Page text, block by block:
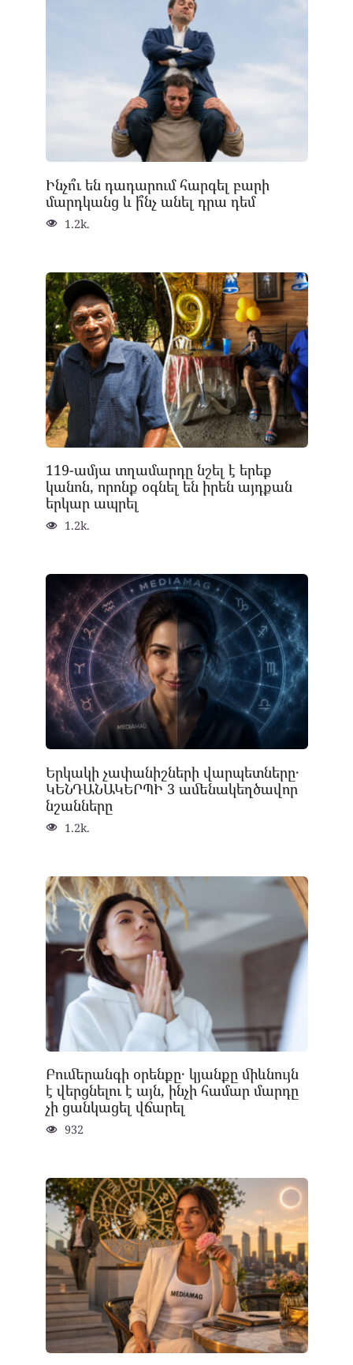
Ինչո՞ւ են դադարում հարգել բարի
մարդկանց և ի՞նչ անել դրա դեմ
1.2k.
119-ամյա տղամարդը նշել է երեք
կանոն, որոնք օգնել են իրեն այդքան
երկար ապրել
1.2k.
Երկակի չափանիշների վարպետները․
ԿԵՆԴԱՆԱԿԵՐՊԻ 3 ամենակեղծավոր
նշանները
1.2k.
Բումերանգի օրենքը․ կյանքը միևնույն
է վերցնելու է այն, ինչի համար մարդը
չի ցանկացել վճարել
932